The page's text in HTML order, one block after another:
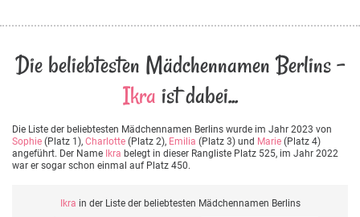
Die beliebtesten Mädchennamen Berlins -
Ikra ist dabei...
Die Liste der beliebtesten Mädchennamen Berlins wurde im Jahr 2023 von
Sophie (Platz 1), Charlotte (Platz 2), Emilia (Platz 3) und Marie (Platz 4)
angeführt. Der Name Ikra belegt in dieser Rangliste Platz 525, im Jahr 2022
war er sogar schon einmal auf Platz 450.
Ikra in der Liste der beliebtesten Mädchennamen Berlins